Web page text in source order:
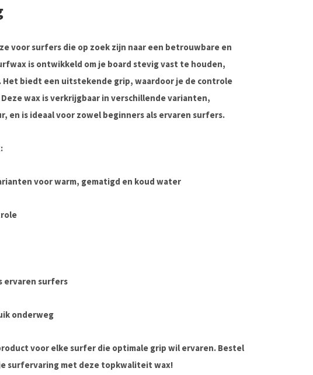
voor surfers die op zoek zijn naar een betrouwbare en
is ontwikkeld om je board stevig vast te houden,
biedt een uitstekende grip, waardoor je de controle
wax is verkrijgbaar in verschillende varianten,
en is ideaal voor zowel beginners als ervaren surfers.
voor warm, gematigd en koud water
ervaren surfers
onderweg
voor elke surfer die optimale grip wil ervaren. Bestel
surfervaring met deze topkwaliteit wax!